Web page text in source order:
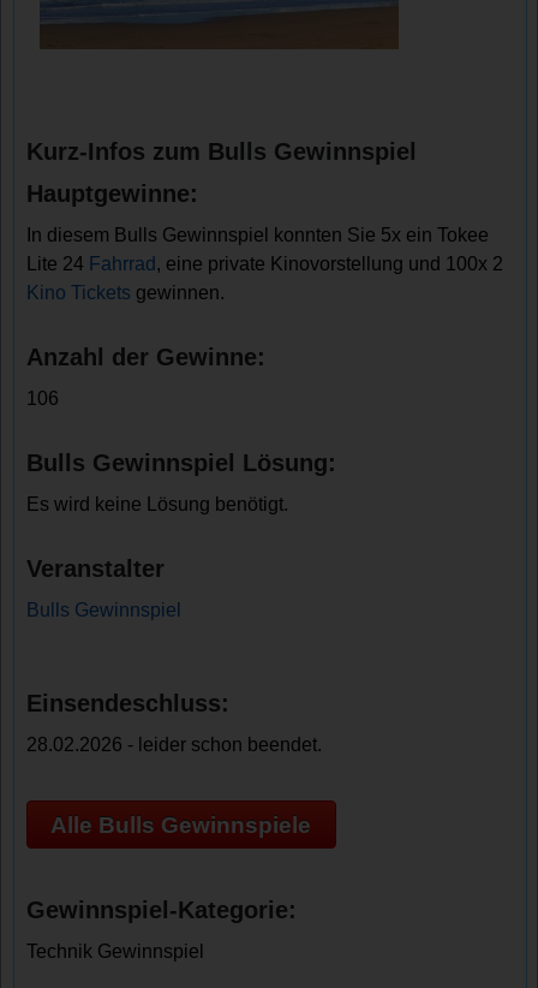
Kurz-Infos zum Bulls Gewinnspiel
Hauptgewinne:
In diesem Bulls Gewinnspiel konnten Sie 5x ein Tokee
Lite 24 Fahrrad , eine private Kinovorstellung und 100x 2
Kino Tickets gewinnen.
Anzahl der Gewinne:
106
Bulls Gewinnspiel Lösung:
Es wird keine Lösung benötigt.
Veranstalter
Bulls Gewinnspiel
Einsendeschluss:
28.02.2026 - leider schon beendet.
Alle Bulls Gewinnspiele
Gewinnspiel-Kategorie:
Technik Gewinnspiel